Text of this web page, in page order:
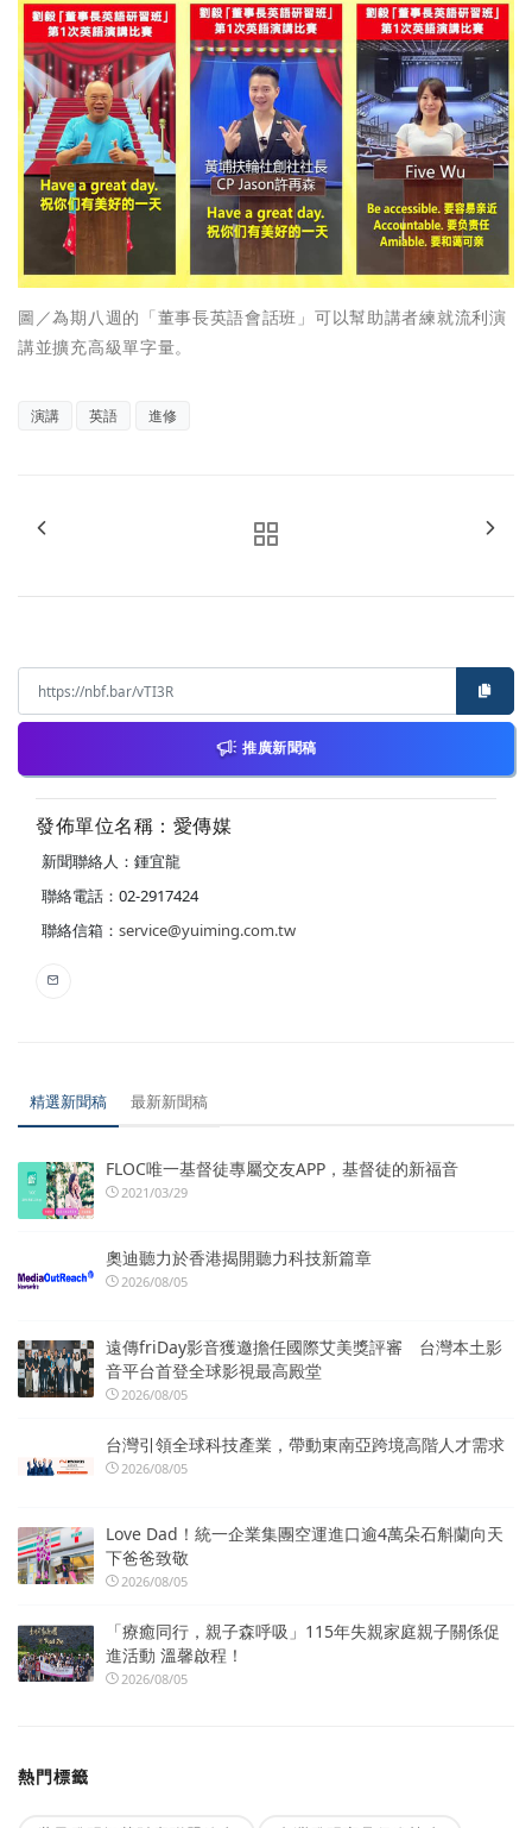
圖／為期八週的「董事長英語會話班」可以幫助講者練就流利演
講並擴充高級單字量。
演講 英語 進修
推廣新聞稿
發佈單位名稱：愛傳媒
新聞聯絡人：鍾宜龍
聯絡電話：02-2917424
聯絡信箱： service@yuiming.com.tw
精選新聞稿 最新新聞稿
FLOC唯一基督徒專屬交友APP，基督徒的新福音
2021/03/29
奧迪聽力於香港揭開聽力科技新篇章
2026/08/05
遠傳friDay影音獲邀擔任國際艾美獎評審 台灣本土影
音平台首登全球影視最高殿堂
2026/08/05
台灣引領全球科技產業，帶動東南亞跨境高階人才需求
2026/08/05
Love Dad！統一企業集團空運進口逾4萬朵石斛蘭向天
下爸爸致敬
2026/08/05
「療癒同行，親子森呼吸」115年失親家庭親子關係促
進活動 溫馨啟程！
2026/08/05
熱門標籤